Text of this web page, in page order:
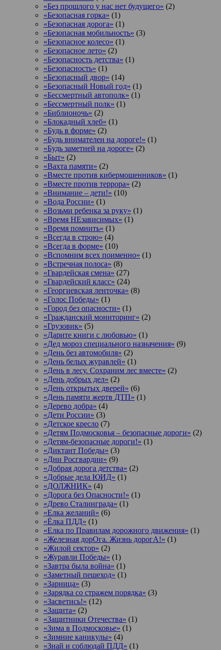
«Без прошлого у нас нет будущего» (2)
«Безопасная горка» (1)
«Безопасная дорога» (1)
«Безопасная мобильность» (3)
«Безопасное колесо» (1)
«Безопасное лето» (2)
«Безопасность детства» (1)
«Безопасность» (1)
«Безопасный двор» (14)
«Безопасный Новый год» (1)
«Бессмертный автополк» (1)
«Бессмертный полк» (1)
«Библионочь» (2)
«Блокадный хлеб» (1)
«Будь в форме» (2)
«Будь внимателен на дороге!» (1)
«Будь заметней на дороге» (2)
«Быт» (2)
«Вахта памяти» (2)
«Вместе против кибермошенников» (1)
«Вместе против террора» (2)
«Внимание – дети!» (10)
«Вода России» (1)
«Возьми ребенка за руку» (1)
«Время НЕзависимых» (1)
«Время помнить» (1)
«Всегда в строю» (4)
«Всегда в форме» (10)
«Вспомним всех поименно» (1)
«Встречная полоса» (8)
«Гвардейская смена» (27)
«Гвардейский класс» (24)
«Георгиевская ленточка» (8)
«Голос Победы» (1)
«Город без опасности» (1)
«Гражданский мониторинг» (2)
«Грузовик» (5)
«Дарите книги с любовью» (1)
«Дед мороз специального назначения» (9)
«День без автомобиля» (2)
«День белых журавлей» (1)
«День в лесу. Сохраним лес вместе» (2)
«День добрых дел» (2)
«День открытых дверей» (6)
«День памяти жертв ДТП» (1)
«Дерево добра» (4)
«Дети России» (3)
«Детское кресло (7)
«Детям Подмосковья – безопасные дороги» (2)
«Детям-безопасные дороги!» (1)
«Диктант Победы» (3)
«Дни Росгвардии» (9)
«Добрая дорога детства» (2)
«Добрые дела ЮИД» (1)
«ДОЛЖНИК» (4)
«Дорога без Опасности!» (1)
«Древо Сталинграда» (1)
«Елка желаний» (6)
«Ёлка ПДД» (1)
«Елка по Правилам дорожного движения» (1)
«Железная дорОга. Жизнь дорогА!» (1)
«Жилой сектор» (2)
«Журавли Победы» (1)
«Завтра была война» (1)
«Заметный пешеход» (1)
«Зарница» (3)
«Зарядка со стражем порядка» (3)
«Засветись!» (12)
«Защита» (2)
«Защитники Отечества» (1)
«Зима в Подмосковье» (1)
«Зимние каникулы» (4)
«Знай и соблюдай ПДД» (1)